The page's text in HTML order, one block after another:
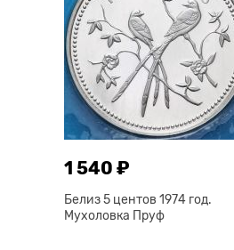
1 540 ₽
Белиз 5 центов 1974 год.
Мухоловка Пруф